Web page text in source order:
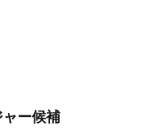
ー候補